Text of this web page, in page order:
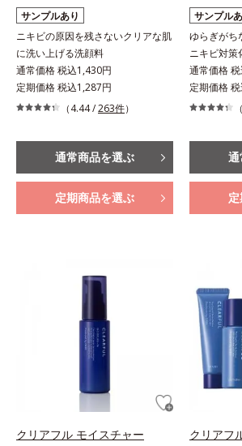
サンプルあり
ニキビの原因を残さないクリアな肌
に洗い上げる洗顔料
通常価格 税込1,430円
定期価格 税込1,287円
（4.44 /263件）
通常商品を選ぶ
定期商品を選ぶ
サンプル
ゆらぎがち
ニキビ対策
通常価格
定期価格
クリアフル モイスチャー クリアフ